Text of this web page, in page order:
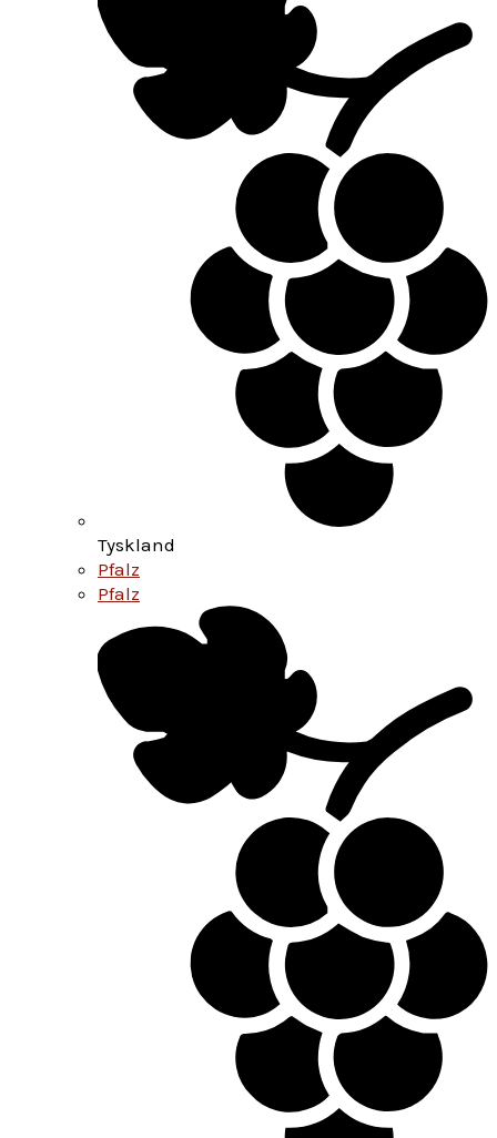
Tyskland
Pfalz
Pfalz